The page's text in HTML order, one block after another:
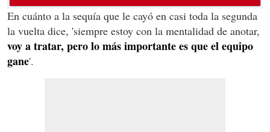
En cuánto a la sequía que le cayó en casi toda la segunda
la vuelta dice, 'siempre estoy con la mentalidad de anotar,
voy a tratar, pero lo más importante es que el equipo
gane'.